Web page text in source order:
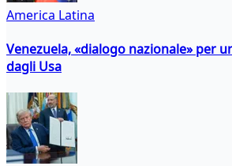
America Latina
Venezuela, «dialogo nazionale» per
dagli Usa